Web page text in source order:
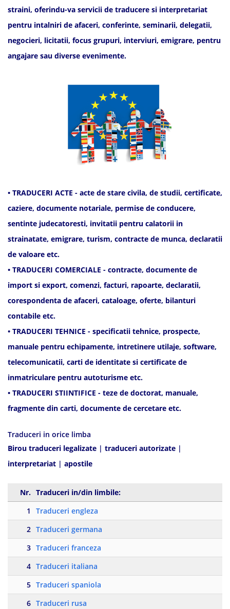
straini, oferindu-va servicii de traducere si interpretariat
pentru intalniri de afaceri, conferinte, seminarii, delegatii,
negocieri, licitatii, focus grupuri, interviuri, emigrare, pentru
angajare sau diverse evenimente.
• TRADUCERI ACTE - acte de stare civila, de studii, certificate,
caziere, documente notariale, permise de conducere,
sentinte judecatoresti, invitatii pentru calatorii in
strainatate, emigrare, turism, contracte de munca, declaratii
de valoare etc.
• TRADUCERI COMERCIALE - contracte, documente de
import si export, comenzi, facturi, rapoarte, declaratii,
corespondenta de afaceri, cataloage, oferte, bilanturi
contabile etc.
• TRADUCERI TEHNICE - specificatii tehnice, prospecte,
manuale pentru echipamente, intretinere utilaje, software,
telecomunicatii, carti de identitate si certificate de
inmatriculare pentru autoturisme etc.
• TRADUCERI STIINTIFICE - teze de doctorat, manuale,
fragmente din carti, documente de cercetare etc.
Traduceri in orice limba
Birou traduceri legalizate | traduceri autorizate |
interpretariat | apostile
Nr. Traduceri in/din limbile:
1
Traduceri engleza
2 Traduceri germana
3 Traduceri franceza
4 Traduceri italiana
5 Traduceri spaniola
6 Traduceri rusa